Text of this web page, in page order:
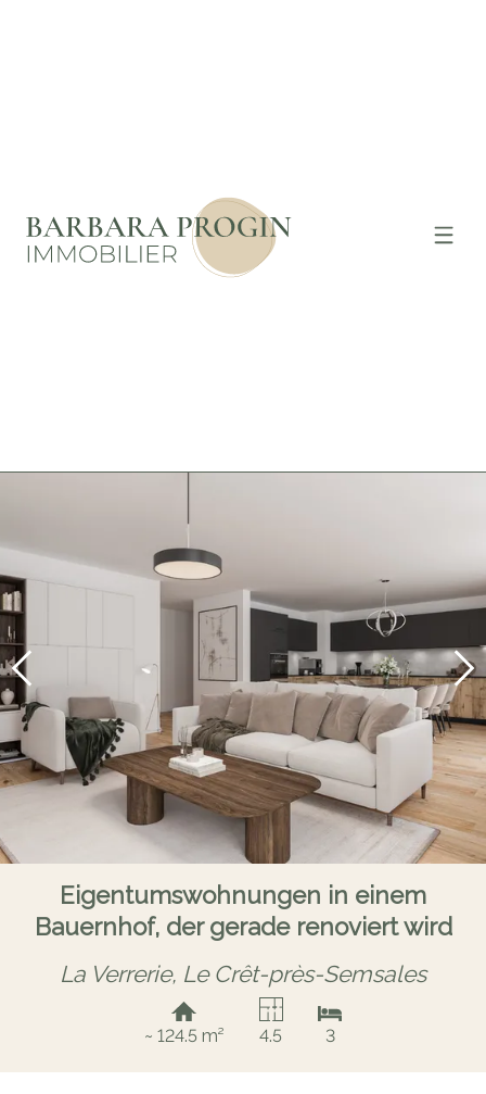
Eigentumswohnungen in einem
Bauernhof, der gerade renoviert wird
La Verrerie, Le Crêt-près-Semsales
~ 124.5 m² 4.5 3